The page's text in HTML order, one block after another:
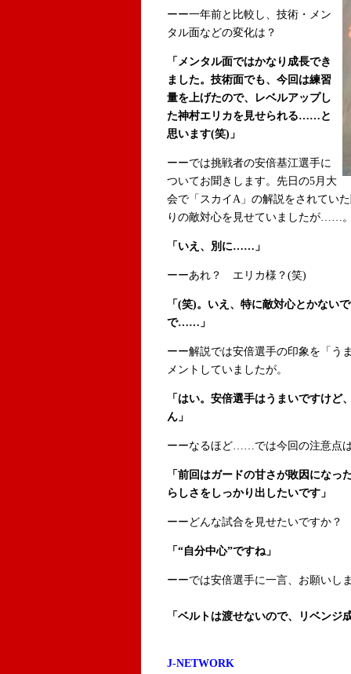
ーー一年前と比較し、技術・メン
タル面などの変化は？
「メンタル面ではかなり成長でき
ました。技術面でも、今回は練習
量を上げたので、レベルアップし
た神村エリカを見せられる……と
思います(笑)」
ーーでは挑戦者の安倍基江選手に
ついてお聞きします。先日の5月大
会で「スカイA」の解説をされてい
りの敵対心を見せていましたが……
「いえ、別に……」
ーーあれ？ エリカ様？(笑)
「(笑)。いえ、特に敵対心とかない
で……」
ーー解説では安倍選手の印象を「
メントしていましたが。
「はい。安倍選手はうまいですけど
ん」
ーーなるほど……では今回の注意点
「前回はガードの甘さが敗因にな
らしさをしっかり出したいです」
ーーどんな試合を見せたいですか？
「“自分中心”ですね」
ーーでは安倍選手に一言、お願いし
「ベルトは渡せないので、リベンジ
J-NETWORK